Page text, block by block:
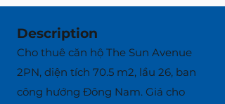
Description
Cho thuê căn hộ The Sun Avenue
2PN, diện tích 70.5 m2, lầu 26, ban
công hướng Đông Nam. Giá cho